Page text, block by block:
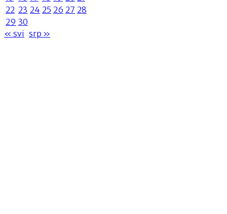
prijatelja”
22 23 24 25 26 27 28
29 30
« svi srp »